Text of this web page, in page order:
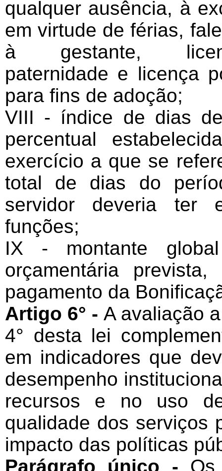
qualquer ausência, à
em virtude de férias,
à gestante,
paternidade e licença
para fins de adoção;
VIII - índice de dias
percentual
exercício a que se
total de dias do
servidor deveria ter
funções;
IX - montante
orçamentária
pagamento da
Artigo 6° -A avaliação
4° desta lei
em indicadores que
desempenho
recursos e no uso
qualidade dos serviços
impacto das políticas
Parágrafo único -